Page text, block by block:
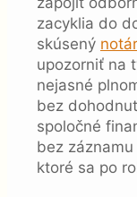
zacyklia do
skúsený
upozorniť na
nejasné
bez
spoločné
bez záznamu
ktoré sa po